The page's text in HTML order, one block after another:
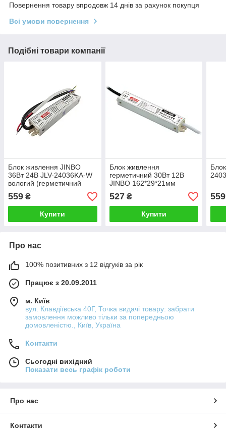
Повернення товару впродовж 14 днів за рахунок покупця
Всі умови повернення
Подібні товари компанії
Блок живлення JINBO
36Вт 24В JLV-24036KA-W
вологий (герметичний
IP67)
559 ₴
Купити
Блок живлення
герметичний 30Вт 12В
JINBO 162*29*21мм
527₴
Купити
559
Про нас
100% позитивних з 12 відгуків за рік
Працює з 20.09.2011
м. Київ
вул. Клавдіївська 40Г, Точка видачі товару: забрати
замовлення можливо тільки за попередньою
домовленістю., Київ, Україна
Контакти
Сьогодні вихідний
Показати весь графік роботи
Про нас
Контакти